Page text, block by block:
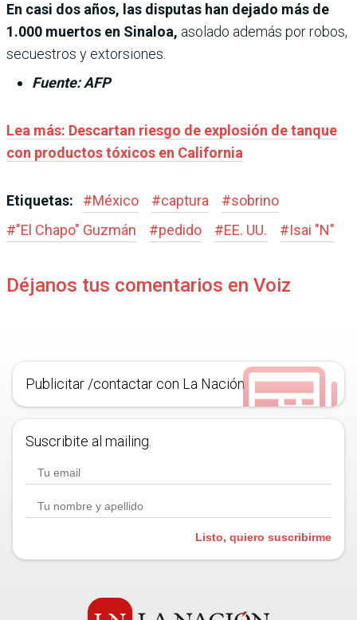
En casi dos años, las disputas han dejado más de
1.000 muertos en Sinaloa, asolado además por robos,
secuestros y extorsiones.
Fuente: AFP
Lea más: Descartan riesgo de explosión de tanque
con productos tóxicos en California
Etiquetas: #México #captura #sobrino
#"El Chapo" Guzmán #pedido #EE. UU. #Isai "N"
Déjanos tus comentarios en Voiz
Publicitar /contactar con La Nación
Suscribite al mailing.
Listo, quiero suscribirme